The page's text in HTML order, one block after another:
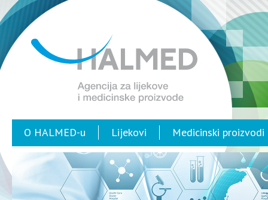
O HALMED-u Lijekovi Medicinski proizvodi